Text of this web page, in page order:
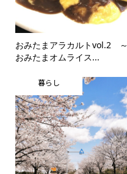
おみたまアラカルトvol.2 ～
おみたまオムライス...
暮らし